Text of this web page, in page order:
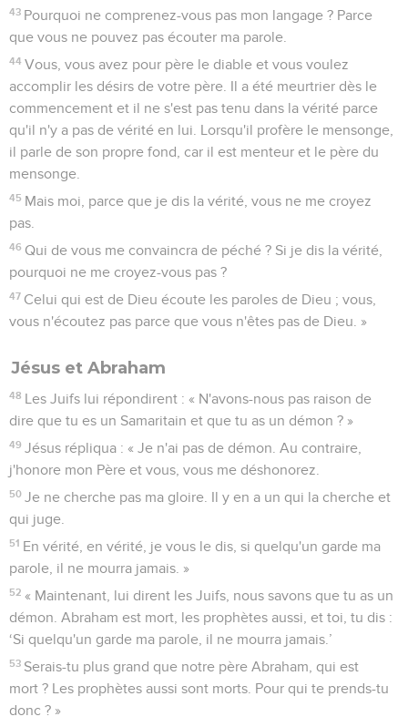
43 Pourquoi ne comprenez-vous pas mon langage ? Parce
que vous ne pouvez pas écouter ma parole.
44 Vous, vous avez pour père le diable et vous voulez
accomplir les désirs de votre père. Il a été meurtrier dès le
commencement et il ne s'est pas tenu dans la vérité parce
qu'il n'y a pas de vérité en lui. Lorsqu'il profère le mensonge,
il parle de son propre fond, car il est menteur et le père du
mensonge.
45 Mais moi, parce que je dis la vérité, vous ne me croyez
pas.
46 Qui de vous me convaincra de péché ? Si je dis la vérité,
pourquoi ne me croyez-vous pas ?
47 Celui qui est de Dieu écoute les paroles de Dieu ; vous,
vous n'écoutez pas parce que vous n'êtes pas de Dieu. »
Jésus et Abraham
48 Les Juifs lui répondirent : « N'avons-nous pas raison de
dire que tu es un Samaritain et que tu as un démon ? »
49 Jésus répliqua : « Je n'ai pas de démon. Au contraire,
j'honore mon Père et vous, vous me déshonorez.
50 Je ne cherche pas ma gloire. Il y en a un qui la cherche et
qui juge.
51 En vérité, en vérité, je vous le dis, si quelqu'un garde ma
parole, il ne mourra jamais. »
52 « Maintenant, lui dirent les Juifs, nous savons que tu as un
démon. Abraham est mort, les prophètes aussi, et toi, tu dis :
‘Si quelqu'un garde ma parole, il ne mourra jamais.’
53 Serais-tu plus grand que notre père Abraham, qui est
mort ? Les prophètes aussi sont morts. Pour qui te prends-tu
donc ? »